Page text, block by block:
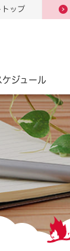
トップ
ケジュール